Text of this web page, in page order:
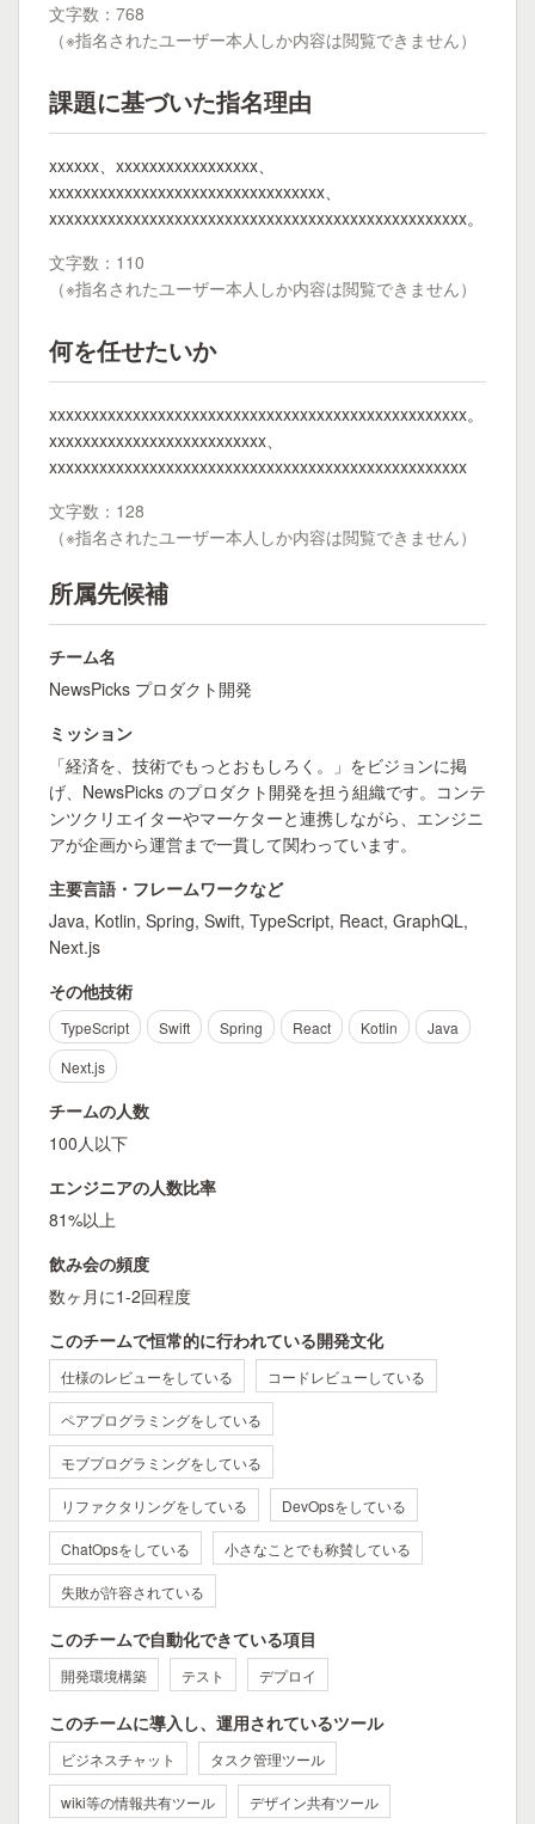
文字数：768
（※指名されたユーザー本人しか内容は閲覧できません）
課題に基づいた指名理由
xxxxxx、xxxxxxxxxxxxxxxxx、
xxxxxxxxxxxxxxxxxxxxxxxxxxxxxxxxx、
xxxxxxxxxxxxxxxxxxxxxxxxxxxxxxxxxxxxxxxxxxxxxxxxxx。
文字数：110
（※指名されたユーザー本人しか内容は閲覧できません）
何を任せたいか
xxxxxxxxxxxxxxxxxxxxxxxxxxxxxxxxxxxxxxxxxxxxxxxxxx。
xxxxxxxxxxxxxxxxxxxxxxxxxx、
xxxxxxxxxxxxxxxxxxxxxxxxxxxxxxxxxxxxxxxxxxxxxxxxxx
文字数：128
（※指名されたユーザー本人しか内容は閲覧できません）
所属先候補
チーム名
NewsPicks プロダクト開発
ミッション
「経済を、技術でもっとおもしろく。」をビジョンに掲
げ、NewsPicks のプロダクト開発を担う組織です。コンテ
ンツクリエイターやマーケターと連携しながら、エンジニ
アが企画から運営まで一貫して関わっています。
主要言語・フレームワークなど
Java, Kotlin, Spring, Swift, TypeScript, React, GraphQL,
Next.js
その他技術
TypeScript Swift Spring React Kotlin
Java
Next.js
チームの人数
100人以下
エンジニアの人数比率
81%以上
飲み会の頻度
数ヶ月に1-2回程度
このチームで恒常的に行われている開発文化
仕様のレビューをしている コードレビューしている
ペアプログラミングをしている
モブプログラミングをしている
リファクタリングをしている DevOpsをしている
ChatOpsをしている 小さなことでも称賛している
失敗が許容されている
このチームで自動化できている項目
開発環境構築 テスト デプロイ
このチームに導入し、運用されているツール
ビジネスチャット タスク管理ツール
wiki等の情報共有ツール デザイン共有ツール